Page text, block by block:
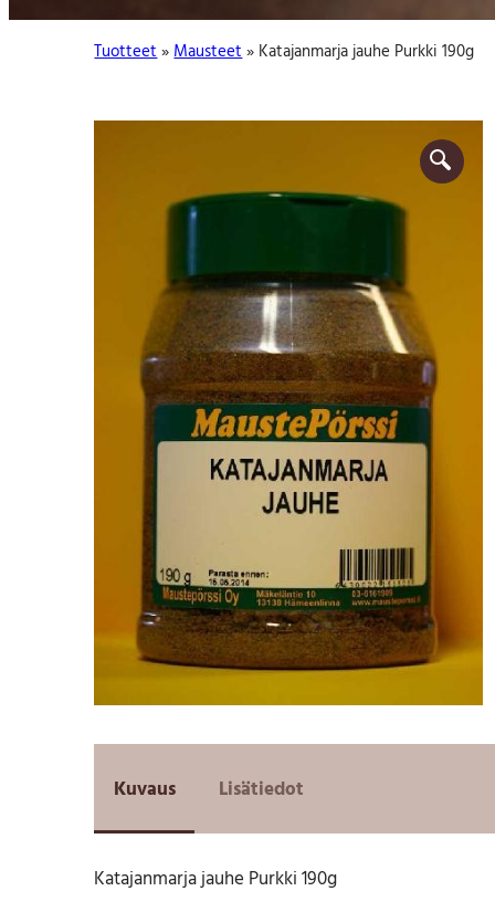
Tuotteet»Mausteet» Katajanmarja jauhe Purkki 190g
:
Kuvaus Lisätiedot
Katajanmarja jauhe Purkki 190g